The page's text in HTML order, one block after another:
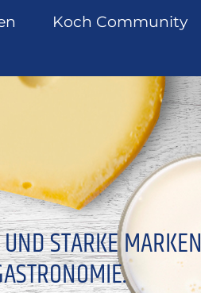
Koch Community
STARKE MARKEN